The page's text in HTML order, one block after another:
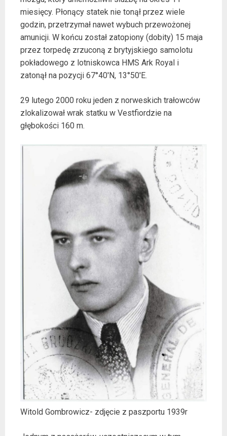
miesięcy. Płonący statek nie tonął przez wiele
godzin, przetrzymał nawet wybuch przewożonej
amunicji. W końcu został zatopiony (dobity) 15 maja
przez torpedę zrzuconą z brytyjskiego samolotu
pokładowego z lotniskowca HMS Ark Royal i
zatonął na pozycji 67°40′N, 13°50′E.
29 lutego 2000 roku jeden z norweskich trałowców
zlokalizował wrak statku w Vestfiordzie na
głębokości 160 m.
Witold Gombrowicz- zdjęcie z paszportu 1939r